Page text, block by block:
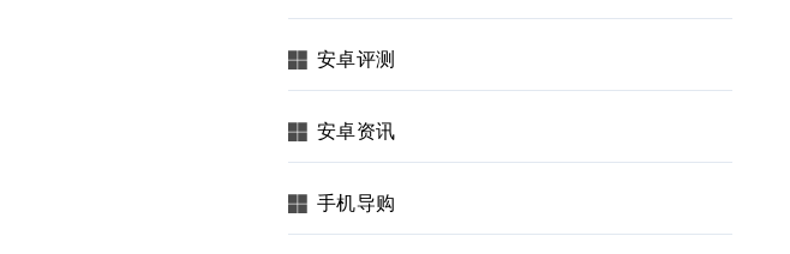
安卓评测
安卓资讯
手机导购